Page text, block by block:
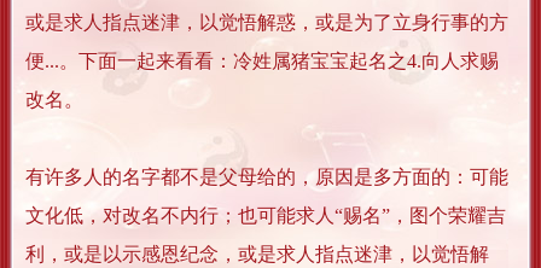
或是求人指点迷津，以觉悟解惑，或是为了立身行事的方
便...。下面一起来看看：冷姓属猪宝宝起名之4.向人求赐
改名。
有许多人的名字都不是父母给的，原因是多方面的：可能
文化低，对改名不内行；也可能求人“赐名”，图个荣耀吉
利，或是以示感恩纪念，或是求人指点迷津，以觉悟解